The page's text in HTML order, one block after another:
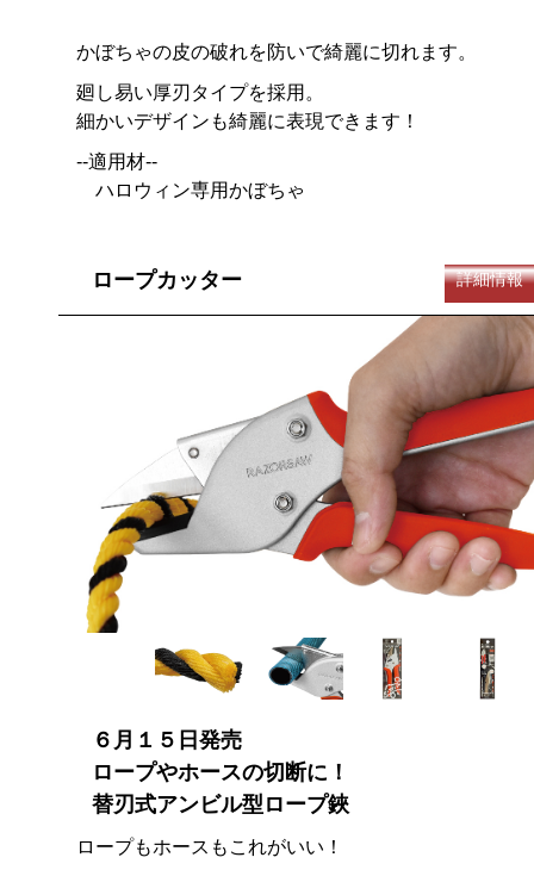
かぼちゃの皮の破れを防いで綺麗に切れます。
廻し易い厚刃タイプを採用。
細かいデザインも綺麗に表現できます！
--適用材--
ハロウィン専用かぼちゃ
ロープカッター 詳細情報
６月１５日発売
ロープやホースの切断に！
替刃式アンビル型ロープ鋏
ロープもホースもこれがいい！